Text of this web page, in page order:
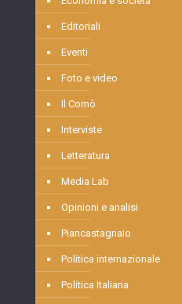
Editoriali
Eventi
Foto e video
Il Comò
Interviste
Letteratura
Media Lab
Opinioni e analisi
Piancastagnaio
Politica internazionale
Politica Italiana